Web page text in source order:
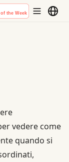
Un confronto
vedere come
quando si